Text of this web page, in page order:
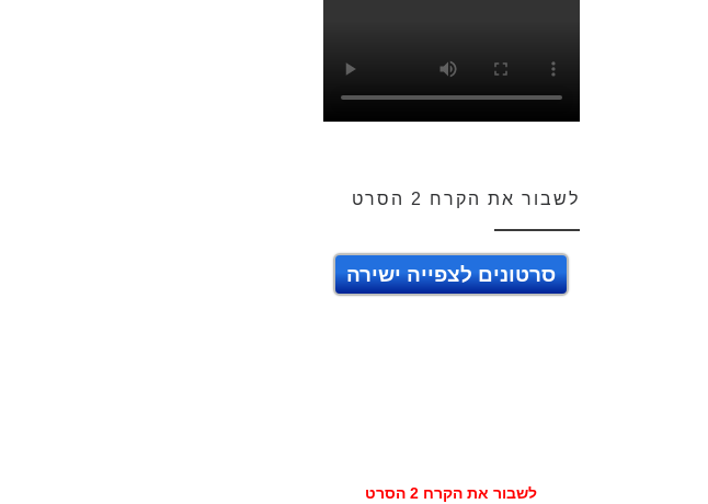
לשבור את הקרח 2 הסרט
סרטונים לצפייה ישירה
לשבור את הקרח 2 הסרט